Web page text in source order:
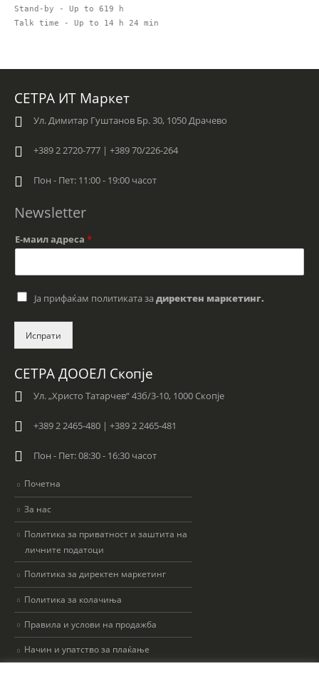
Stand-by - Up to 619 h
Talk time - Up to 14 h 24 min
СЕТРА ИТ Маркет
Ул. Димитар Гуштанов Бр. 30, 1050 Драчево
+389 2 2720-777 | +389 70/226-264
Пон - Пет: 11:00 - 19:00 часот
Newsletter
Е-маил адреса *
C
h
b
x
Ја прифаќам политиката за директен маркетинг.
Испрати
СЕТРА ДООЕЛ Скопје
Ул. „Христо Татарчев“ 43б/3-10, 1000 Скопје
+389 2 2465-480 | +389 2 2465-481
Пон - Пет: 08:30 - 16:30 часот
Почетна
За нас
Политика за приватност и заштита на
личните податоци
Политика за директен маркетинг
Политика за колачиња
Правила и услови на продажба
Начин и упатство за плаќање